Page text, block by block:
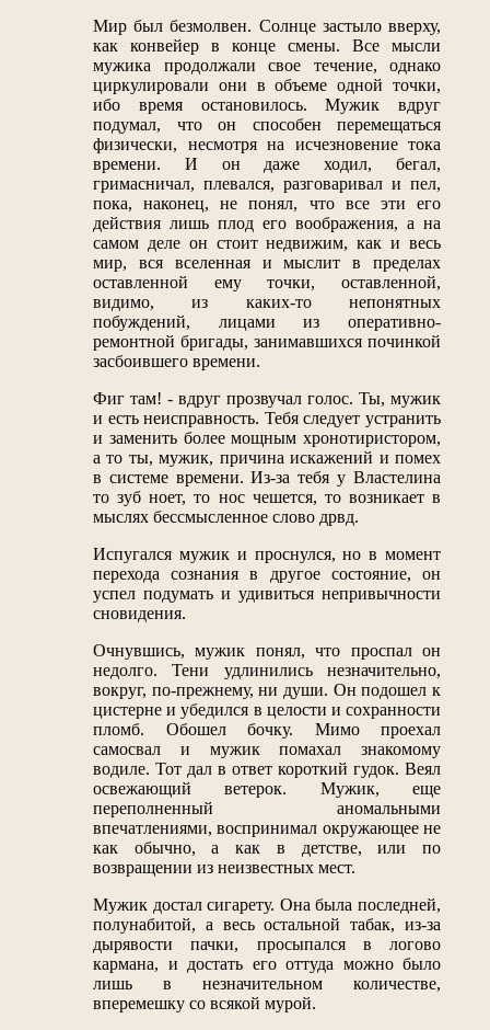
Мир был безмолвен. Солнце застыло вверху,
как конвейер в конце смены. Все мысли
мужика продолжали свое течение, однако
циркулировали они в объеме одной точки,
ибо время остановилось. Мужик вдруг
подумал, что он способен перемещаться
физически, несмотря на исчезновение тока
времени. И он даже ходил, бегал,
гримасничал, плевался, разговаривал и пел,
пока, наконец, не понял, что все эти его
действия лишь плод его воображения, а на
самом деле он стоит недвижим, как и весь
мир, вся вселенная и мыслит в пределах
оставленной ему точки, оставленной,
видимо, из каких-то непонятных
побуждений, лицами из оперативно-
ремонтной бригады, занимавшихся починкой
засбоившего времени.
Фиг там! - вдруг прозвучал голос. Ты, мужик
и есть неисправность. Тебя следует устранить
и заменить более мощным хронотиристором,
а то ты, мужик, причина искажений и помех
в системе времени. Из-за тебя у Властелина
то зуб ноет, то нос чешется, то возникает в
мыслях бессмысленное слово дрвд.
Испугался мужик и проснулся, но в момент
перехода сознания в другое состояние, он
успел подумать и удивиться непривычности
сновидения.
Очнувшись, мужик понял, что проспал он
недолго. Тени удлинились незначительно,
вокруг, по-прежнему, ни души. Он подошел к
цистерне и убедился в целости и сохранности
пломб. Обошел бочку. Мимо проехал
самосвал и мужик помахал знакомому
водиле. Тот дал в ответ короткий гудок. Веял
освежающий ветерок. Мужик, еще
переполненный аномальными
впечатлениями, воспринимал окружающее не
как обычно, а как в детстве, или по
возвращении из неизвестных мест.
Мужик достал сигарету. Она была последней,
полунабитой, а весь остальной табак, из-за
дырявости пачки, просыпался в логово
кармана, и достать его оттуда можно было
лишь в незначительном количестве,
вперемешку со всякой мурой.